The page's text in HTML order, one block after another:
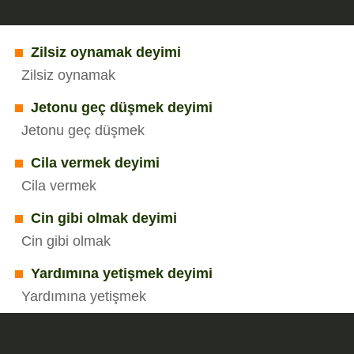
Zilsiz oynamak deyimi
Zilsiz oynamak
Jetonu geç düşmek deyimi
Jetonu geç düşmek
Cila vermek deyimi
Cila vermek
Cin gibi olmak deyimi
Cin gibi olmak
Yardımına yetişmek deyimi
Yardımına yetişmek